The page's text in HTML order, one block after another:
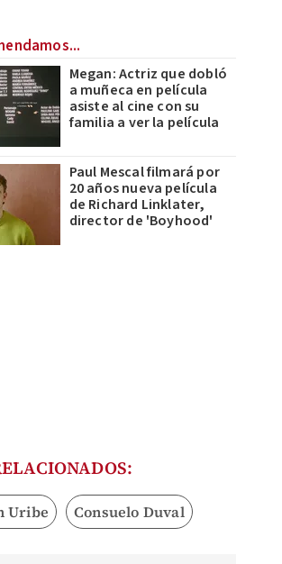
Megan: Actriz que dobló
a muñeca en película
asiste al cine con su
familia a ver la película
Paul Mescal filmará por
20 años nueva película
de Richard Linklater,
director de 'Boyhood'
Uribe Consuelo Duval